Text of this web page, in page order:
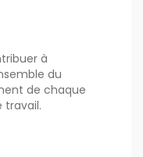
à
du
de chaque
travail.